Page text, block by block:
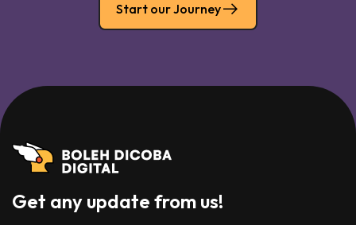
Start our Journey
Get any update from us!